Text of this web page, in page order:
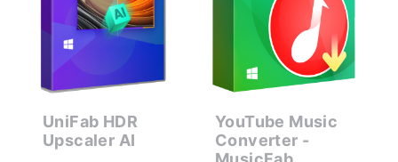
UniFab HDR
Upscaler AI
YouTube Music
Converter -